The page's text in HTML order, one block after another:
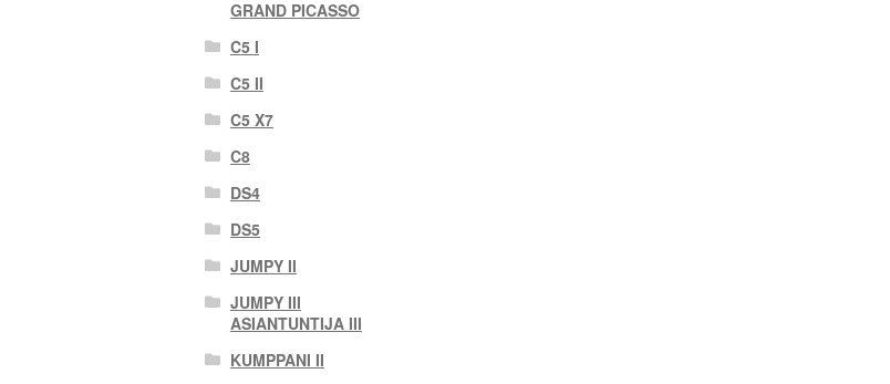
GRAND PICASSO
C5 I
C5 II
C5 X7
C8
DS4
DS5
JUMPY II
JUMPY III
ASIANTUNTIJA III
KUMPPANI II